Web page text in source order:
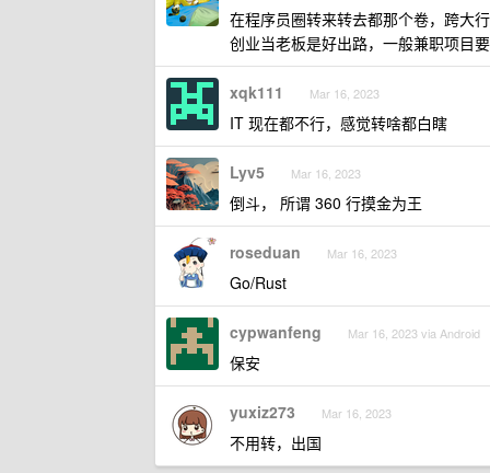
在程序员圈转来转去都那个卷，跨大
创业当老板是好出路，一般兼职项目
xqk111 Mar 16, 2023
IT 现在都不行，感觉转啥都白瞎
Lyv5 Mar 16, 2023
倒斗， 所谓 360 行摸金为王
roseduan Mar 16, 2023
Go/Rust
cypwanfeng Mar 16, 2023 via Android
保安
yuxiz273 Mar 16, 2023
不用转，出国